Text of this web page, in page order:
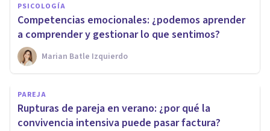
PSICOLOGÍA
Competencias emocionales: ¿podemos aprender
a comprender y gestionar lo que sentimos?
Marian Batle Izquierdo
PAREJA
Rupturas de pareja en verano: ¿por qué la
convivencia intensiva puede pasar factura?